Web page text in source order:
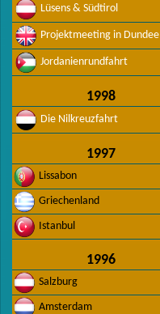
Lüsens & Südtirol
Projektmeeting in Dundee
Jordanienrundfahrt
1998
Die Nilkreuzfahrt
1997
Lissabon
Griechenland
Istanbul
1996
Salzburg
Amsterdam